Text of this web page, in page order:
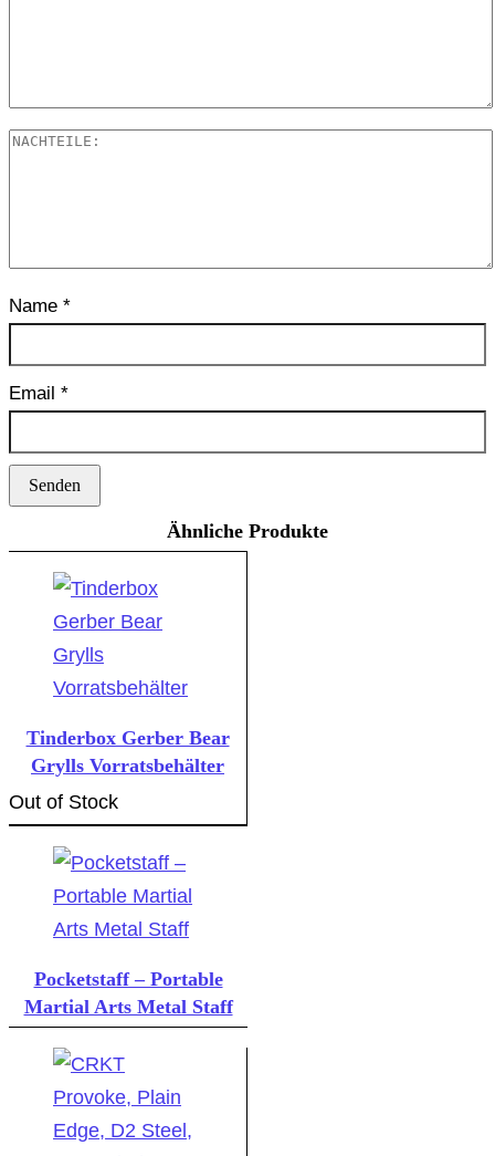
Name *
Email *
Ähnliche Produkte
Tinderbox Gerber Bear
Grylls Vorratsbehälter
Out of Stock
Pocketstaff – Portable
Martial Arts Metal Staff